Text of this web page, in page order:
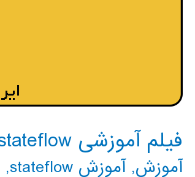
فیلم آموزشی stateflow در MATLAB
آموزش,آموزش stateflow ,